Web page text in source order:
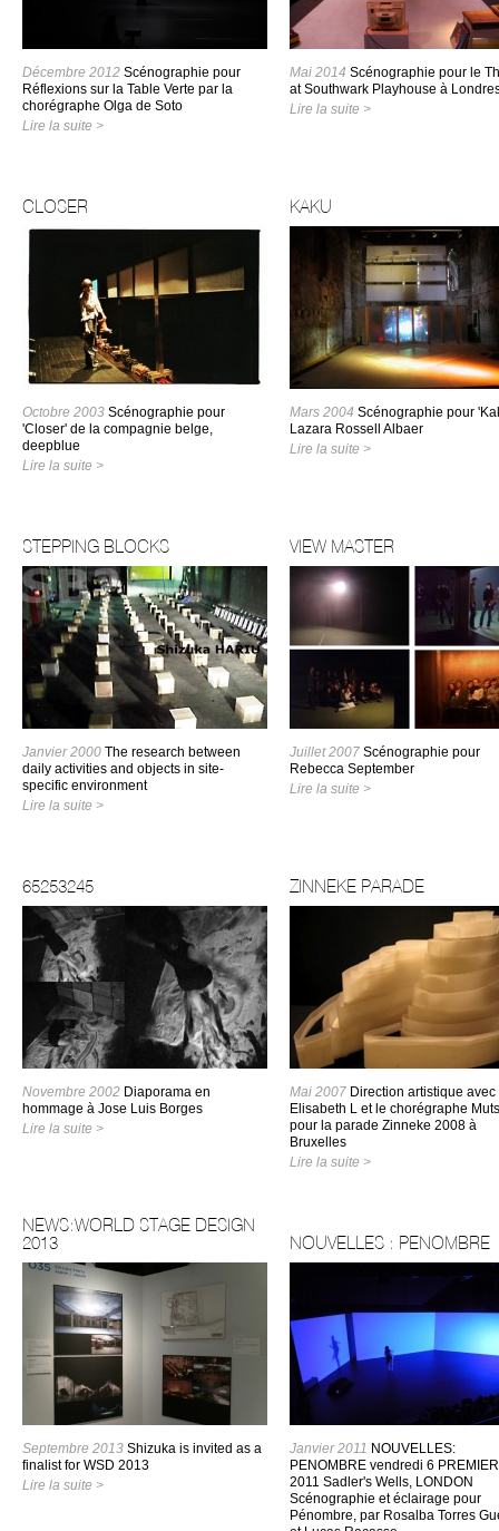
Décembre 2012 Scénographie pour
Réflexions sur la Table Verte par la
chorégraphe Olga de Soto
Lire la suite >
Mai 2014 Scénographie pour le
at Southwark Playhouse à
Lire la suite >
CLOSER
Octobre 2003 Scénographie pour
'Closer' de la compagnie belge,
deepblue
Lire la suite >
KAKU
Mars 2004 Scénographie pour
Lazara Rossell Albaer
Lire la suite >
STEPPING BLOCKS
Janvier 2000 The research between
daily activities and objects in site-
specific environment
Lire la suite >
VIEW MASTER
Juillet 2007 Scénographie pour
Rebecca September
Lire la suite >
65253245
Novembre 2002 Diaporama en
hommage à Jose Luis Borges
Lire la suite >
ZINNEKE PARADE
Mai 2007 Direction artistique avec
Elisabeth L et le chorégraphe
pour la parade Zinneke 2008 à
Bruxelles
Lire la suite >
NEWS:WORLD STAGE DESIGN
2013
Septembre 2013 Shizuka is invited as a
finalist for WSD 2013
Lire la suite >
NOUVELLES : PENOMBRE
Janvier 2011 NOUVELLES:
PENOMBRE vendredi 6
2011 Sadler's Wells, LONDON
Scénographie et éclairage pour
Pénombre, par Rosalba Torres